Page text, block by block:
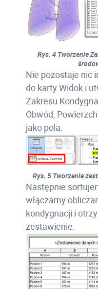
Rys. 4 Tworzenie
Nie pozostaje nic
do karty Widok i
Zakresu
Obwód,
jako pola.
Rys. 5 Tworzenie
Następnie
włączamy
kondygnacji i
zestawienie.